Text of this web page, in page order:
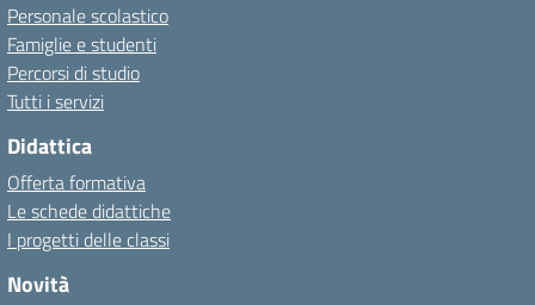
Personale scolastico
Famiglie e studenti
Percorsi di studio
Tutti i servizi
Didattica
Offerta formativa
Le schede didattiche
I progetti delle classi
Novità